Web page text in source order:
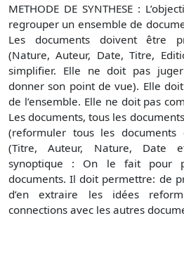
METHODE DE SYNTHESE :
regrouper un ensemble de
Les documents doivent être
(Nature, Auteur, Date, Titre,
simplifier. Elle ne doit pas
donner son point de vue). Elle
de l’ensemble. Elle ne doit pas
Les documents, tous les
(reformuler tous les documents
(Titre, Auteur, Nature, Date
synoptique : On le fait pour
documents. Il doit permettre: de
d’en extraire les idées
connections avec les autres